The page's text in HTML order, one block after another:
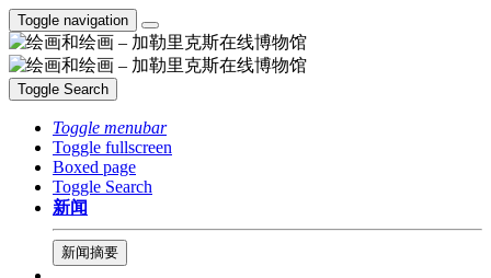
Toggle navigation
Toggle Search
Toggle menubar
Toggle fullscreen
Boxed page
Toggle Search
新闻
新闻摘要